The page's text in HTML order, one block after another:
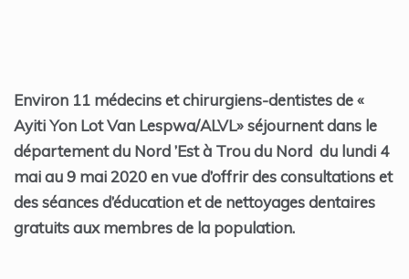
Environ 11 médecins et chirurgiens-dentistes de «
Ayiti Yon Lot Van Lespwa/ALVL» séjournent dans le
département du Nord ’Est à Trou du Nord du lundi 4
mai au 9 mai 2020 en vue d’offrir des consultations et
des séances d’éducation et de nettoyages dentaires
gratuits aux membres de la population.